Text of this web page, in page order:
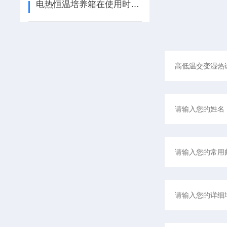
电热恒温培养箱在使用时需要注意的有哪些